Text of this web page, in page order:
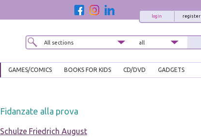
register
login
GAMES/COMICS BOOKS FOR KIDS CD/DVD GADGETS
Fidanzate alla prova
Schulze Friedrich August